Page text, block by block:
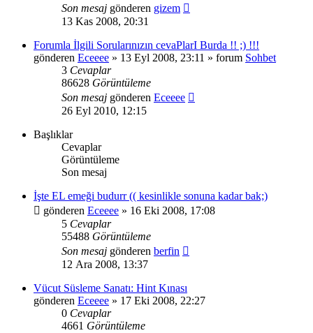
Son mesaj gönderen gizem
13 Kas 2008, 20:31
Forumla İlgili Sorularınızın cevaPlarI Burda !! ;) !!!
gönderen Eceeee » 13 Eyl 2008, 23:11 » forum Sohbet
3 Cevaplar
86628 Görüntüleme
Son mesaj gönderen Eceeee
26 Eyl 2010, 12:15
Başlıklar
Cevaplar
Görüntüleme
Son mesaj
İşte EL emeği budurr (( kesinlikle sonuna kadar bak;)
gönderen Eceeee » 16 Eki 2008, 17:08
5 Cevaplar
55488 Görüntüleme
Son mesaj gönderen berfin
12 Ara 2008, 13:37
Vücut Süsleme Sanatı: Hint Kınası
gönderen Eceeee » 17 Eki 2008, 22:27
0 Cevaplar
4661 Görüntüleme